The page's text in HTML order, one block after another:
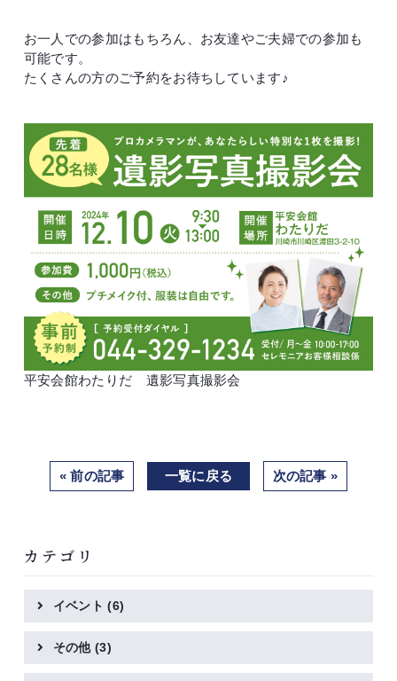
お一人での参加はもちろん、お友達やご夫婦での参加も
可能です。
たくさんの方のご予約をお待ちしています♪
平安会館わたりだ 遺影写真撮影会
« 前の記事 一覧に戻る 次の記事 »
カテゴリ
イベント(6)
その他(3)